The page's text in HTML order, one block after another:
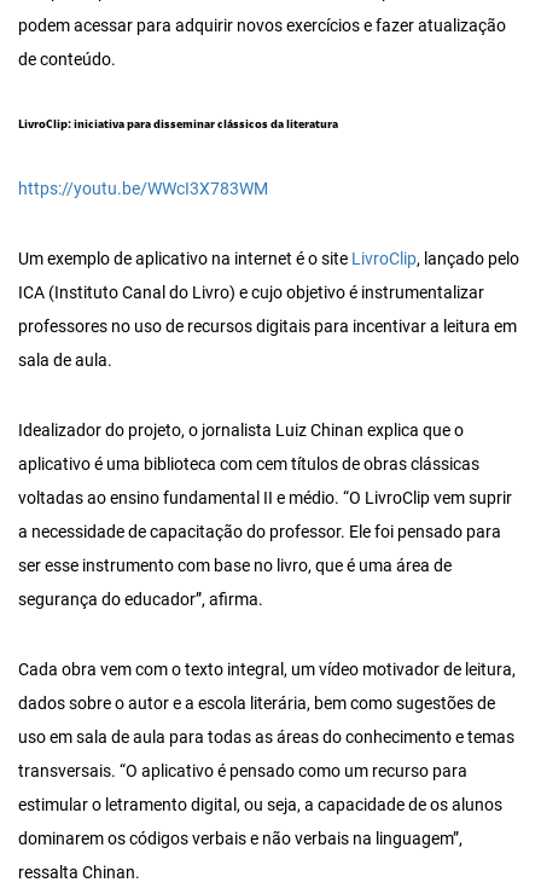
podem acessar para adquirir novos exercícios e fazer atualização
de conteúdo.
LivroClip: iniciativa para disseminar clássicos da literatura
https://youtu.be/WWcI3X783WM
Um exemplo de aplicativo na internet é o site LivroClip, lançado pelo
ICA (Instituto Canal do Livro) e cujo objetivo é instrumentalizar
professores no uso de recursos digitais para incentivar a leitura em
sala de aula.
Idealizador do projeto, o jornalista Luiz Chinan explica que o
aplicativo é uma biblioteca com cem títulos de obras clássicas
voltadas ao ensino fundamental II e médio. “O LivroClip vem suprir
a necessidade de capacitação do professor. Ele foi pensado para
ser esse instrumento com base no livro, que é uma área de
segurança do educador”, afirma.
Cada obra vem com o texto integral, um vídeo motivador de leitura,
dados sobre o autor e a escola literária, bem como sugestões de
uso em sala de aula para todas as áreas do conhecimento e temas
transversais. “O aplicativo é pensado como um recurso para
estimular o letramento digital, ou seja, a capacidade de os alunos
dominarem os códigos verbais e não verbais na linguagem”,
ressalta Chinan.